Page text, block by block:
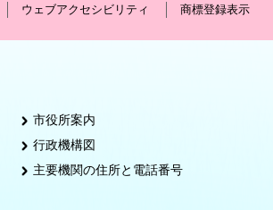
ウェブアクセシビリティ 商標登録表示
市役所案内
行政機構図
主要機関の住所と電話番号